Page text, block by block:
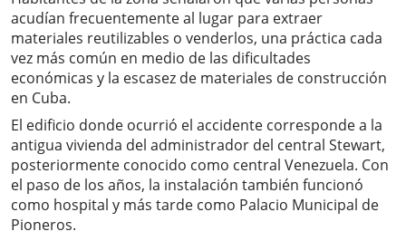
acudían frecuentemente al lugar para extraer
materiales reutilizables o venderlos, una práctica cada
vez más común en medio de las dificultades
económicas y la escasez de materiales de construcción
en Cuba.
El edificio donde ocurrió el accidente corresponde a la
antigua vivienda del administrador del central Stewart,
posteriormente conocido como central Venezuela. Con
el paso de los años, la instalación también funcionó
como hospital y más tarde como Palacio Municipal de
Pioneros.